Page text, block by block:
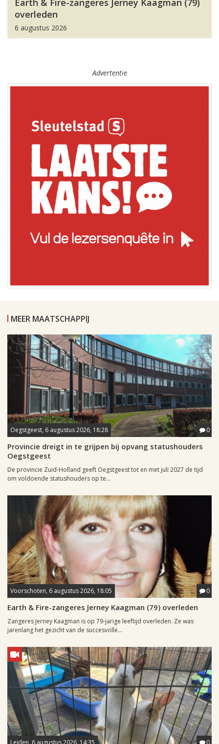
Earth & Fire-zangeres Jerney Kaagman (79)
overleden
6 augustus 2026
Advertentie
MEER MAATSCHAPPIJ
Oegstgeest, 6 augustus 2026, 18:28 0
Provincie dreigt in te grijpen bij opvang statushouders
Oegstgeest
De provincie Zuid-Holland geeft Oegstgeest tot en met juli 2027 de tijd
om voldoende statushouders op te...
Voorschoten, 6 augustus 2026, 18:05 0
Earth & Fire-zangeres Jerney Kaagman (79) overleden
Zangeres Jerney Kaagman is op 79-jarige leeftijd overleden. Ze was
jarenlang het gezicht van de succesvolle...